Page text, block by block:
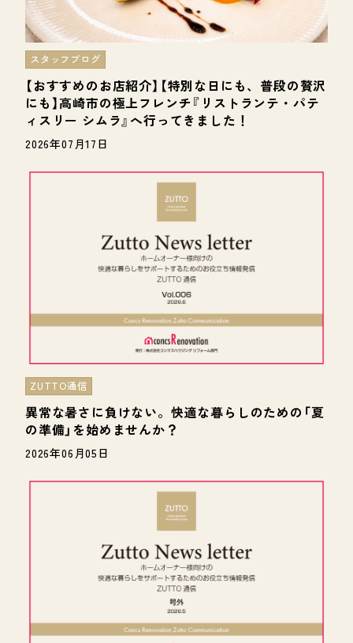
【おすすめのお店紹介】【特別な日にも、普段の贅沢
にも】高崎市の極上フレンチ『リストランテ・パテ
ィスリー シムラ』へ行ってきました！
スタッフブログ
2026年07月17日
異常な暑さに負けない。快適な暮らしのための「夏
の準備」を始めませんか？
ZUTTO通信
2026年06月05日